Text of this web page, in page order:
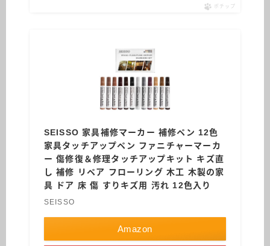
ポチップ
SEISSO 家具補修マーカー 補修ペン 12色
家具タッチアップペン ファニチャーマーカ
ー 傷修復＆修理タッチアップキット キズ直
し 補修 リペア フローリング 木工 木製の家
具 ドア 床 傷 すりキズ用 汚れ 12色入り
SEISSO
Amazon